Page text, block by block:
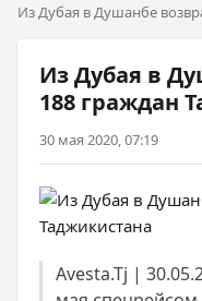
Из Дубая в Душанбе
Из Дубая в
188 граждан
30 мая 2020, 07:19
Avesta.Tj |